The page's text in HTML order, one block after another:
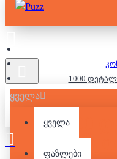
ყველა
ყველა
ფაზლები
1000
1000